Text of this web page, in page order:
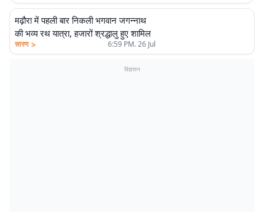
मढ़ौरा में पहली बार निकली भगवान जगन्नाथ
की भव्य रथ यात्रा, हजारों श्रद्धालु हुए शामिल
सारण > 6:59 PM. 26 Jul
विज्ञापन